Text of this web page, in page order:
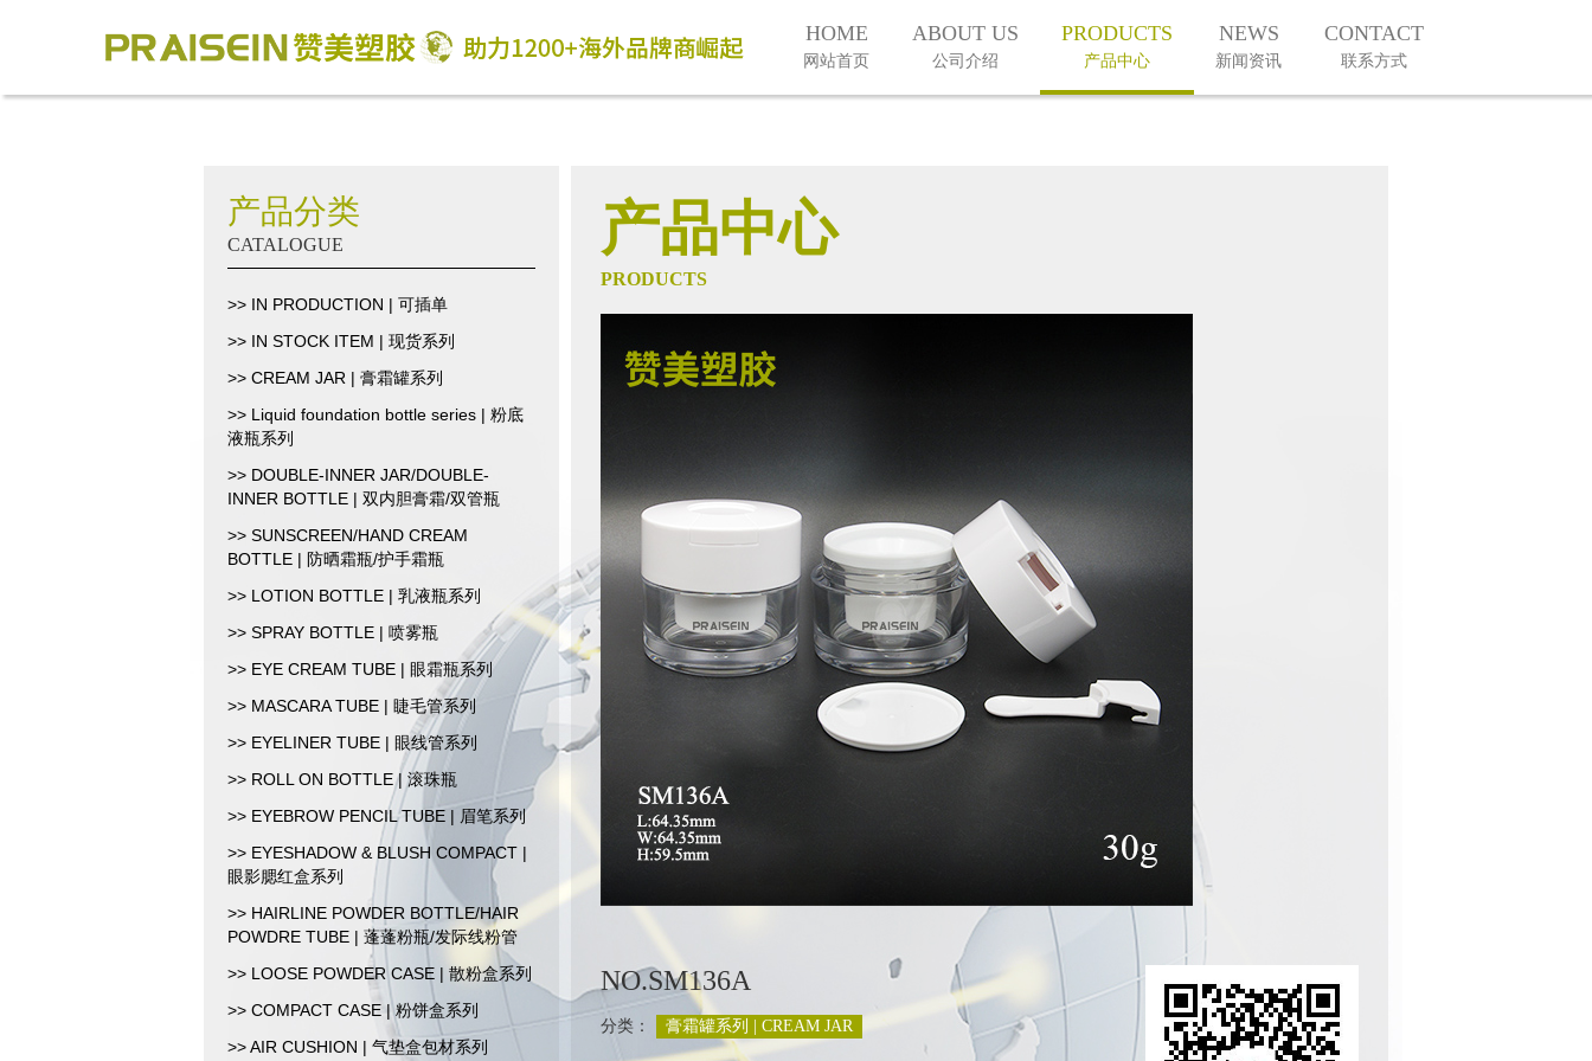
HOME
网站首页
ABOUT US
公司介绍
PRODUCTS
产品中心
NEWS
新闻资讯
CONTACT
联系方式
产品分类
CATALOGUE
>> IN PRODUCTION | 可插单
>> IN STOCK ITEM | 现货系列
>> CREAM JAR | 膏霜罐系列
>> Liquid foundation bottle series | 粉底
液瓶系列
>> DOUBLE-INNER JAR/DOUBLE-
INNER BOTTLE | 双内胆膏霜/双管瓶
>> SUNSCREEN/HAND CREAM
BOTTLE | 防晒霜瓶/护手霜瓶
>> LOTION BOTTLE | 乳液瓶系列
>> SPRAY BOTTLE | 喷雾瓶
>> EYE CREAM TUBE | 眼霜瓶系列
>> MASCARA TUBE | 睫毛管系列
>> EYELINER TUBE | 眼线管系列
>> ROLL ON BOTTLE | 滚珠瓶
>> EYEBROW PENCIL TUBE | 眉笔系列
>> EYESHADOW & BLUSH COMPACT |
眼影腮红盒系列
>> HAIRLINE POWDER BOTTLE/HAIR
POWDRE TUBE | 蓬蓬粉瓶/发际线粉管
>> LOOSE POWDER CASE | 散粉盒系列
>> COMPACT CASE | 粉饼盒系列
>> AIR CUSHION | 气垫盒包材系列
产品中心
PRODUCTS
NO.SM136A
分类： 膏霜罐系列 | CREAM JAR